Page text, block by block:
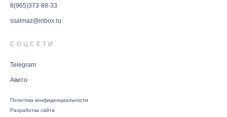
8(965)373-88-33
ssalmaz@inbox.ru
Политика конфиденциальности
Разработка сайта
Telegram
Авито
СОЦСЕТИ